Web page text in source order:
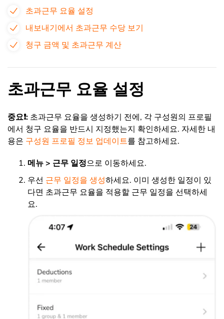
초과근무 요율 설정
내보내기에서 초과근무 수당 보기
청구 금액 및 초과근무 계산
초과근무 요율 설정
중요❗️: 초과근무 요율을 생성하기 전에, 각 구성원의 프로필
에서 청구 요율을 반드시 지정했는지 확인하세요. 자세한 내
용은 구성원 프로필 정보 업데이트를 참고하세요.
메뉴 > 근무 일정으로 이동하세요.
우선 근무 일정을 생성하세요. 이미 생성한 일정이 있
다면 초과근무 요율을 적용할 근무 일정을 선택하세
요.